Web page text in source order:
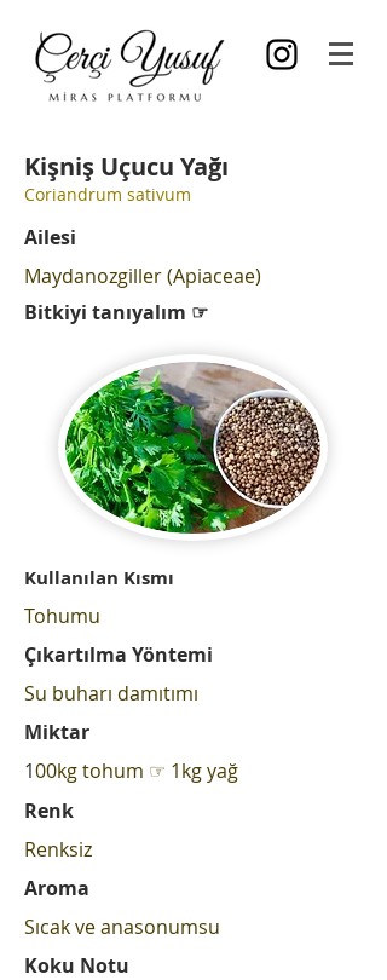
Kişniş Uçucu Yağı
Coriandrum sativum
Ailesi
Maydanozgiller (Apiaceae)
Bitkiyi tanıyalım ☞
Kullanılan Kısmı
Tohumu
Çıkartılma Yöntemi
Su buharı damıtımı
Miktar
100kg tohum ☞ 1kg yağ
Renk
Renksiz
Aroma
Sıcak ve anasonumsu
Koku Notu